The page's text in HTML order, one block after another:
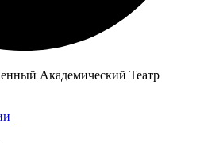
Академический Театр